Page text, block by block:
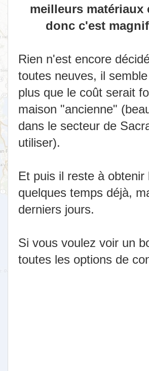
meilleurs matériaux
donc c'est
Rien n'est encore
toutes neuves, il
plus que le coût serait
maison "ancienne"
dans le secteur de
utiliser).
Et puis il reste à
quelques temps déjà,
derniers jours.
Si vous voulez voir un
toutes les options de